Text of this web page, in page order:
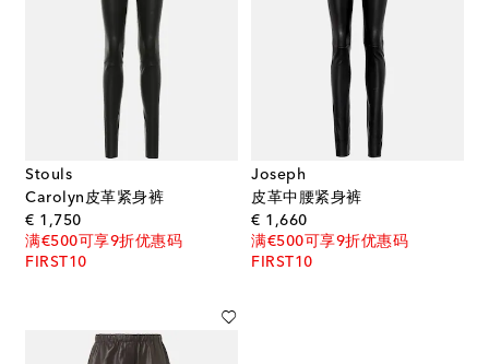
Stouls
Carolyn皮革紧身裤
€ 1,750original price
满€500可享9折优惠码
FIRST10
Joseph
皮革中腰紧身裤
€ 1,660original price
满€500可享9折优惠码
FIRST10